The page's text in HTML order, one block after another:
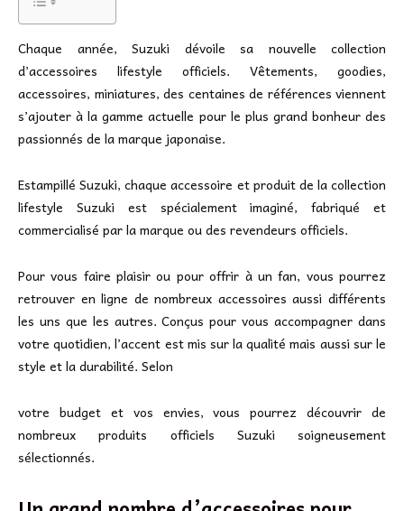
Chaque année, Suzuki dévoile sa nouvelle collection
d’accessoires lifestyle officiels. Vêtements, goodies,
accessoires, miniatures, des centaines de références viennent
s’ajouter à la gamme actuelle pour le plus grand bonheur des
passionnés de la marque japonaise.
Estampillé Suzuki, chaque accessoire et produit de la collection
lifestyle Suzuki est spécialement imaginé, fabriqué et
commercialisé par la marque ou des revendeurs officiels.
Pour vous faire plaisir ou pour offrir à un fan, vous pourrez
retrouver en ligne de nombreux accessoires aussi différents
les uns que les autres. Conçus pour vous accompagner dans
votre quotidien, l’accent est mis sur la qualité mais aussi sur le
style et la durabilité. Selon
votre budget et vos envies, vous pourrez découvrir de
nombreux produits officiels Suzuki soigneusement
sélectionnés.